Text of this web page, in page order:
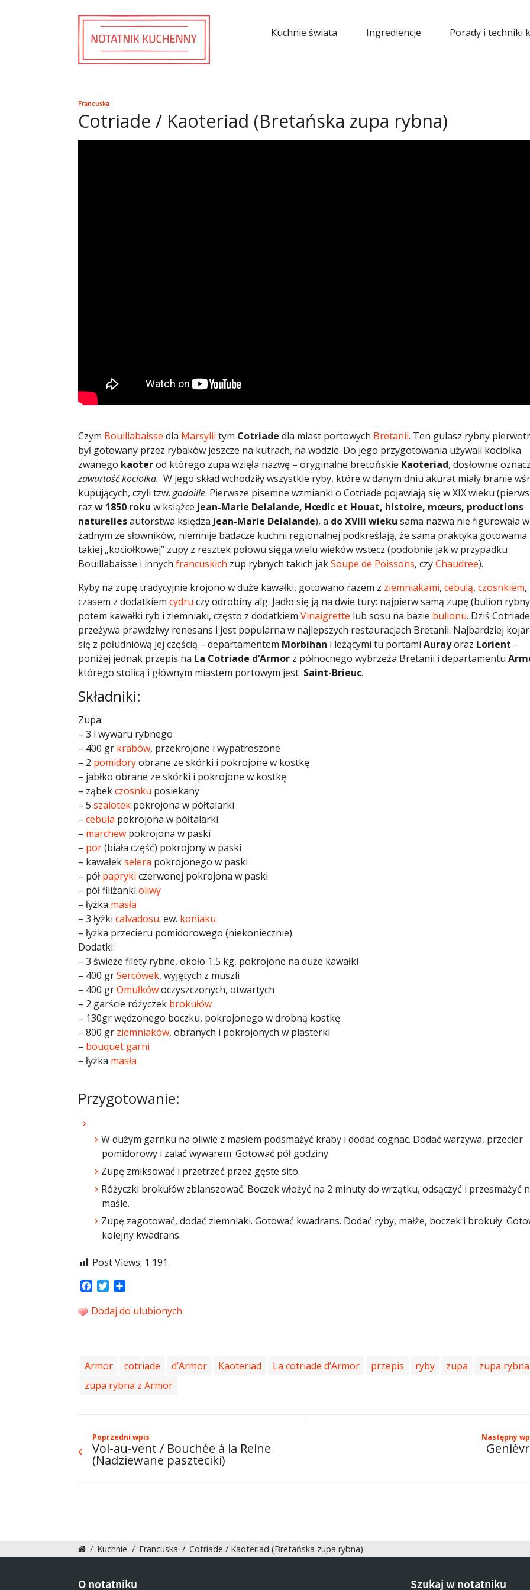
Kuchnie świata Ingrediencje Porady i techniki
Francuska
Cotriade / Kaoteriad (Bretańska zupa rybna)
Czym Bouillabaisse dla Marsylii tym Cotriade dla miast portowych Bretanii. Ten gulasz rybny
był gotowany przez rybaków jeszcze na kutrach, na wodzie. Do jego przygotowania używali kociołka
zwanego kaoterod którego zupa wzięła nazwę – oryginalne bretońskie Kaoteriad, dosłownie
zawartość kociołka. W jego skład wchodziły wszystkie ryby, które w danym dniu akurat miały branie
kupujących, czyli tzw. godaille. Pierwsze pisemne wzmianki o Cotriade pojawiają się w XIX wieku
raz w 1850 roku w książce Jean-Marie Delalande, Hœdic et Houat, histoire, mœurs, productions
naturellesautorstwa księdza Jean-Marie Delalande), a do XVIII wieku sama nazwa nie figurowała w
żadnym ze słowników, niemnije badacze kuchni regionalnej podkreślają, że sama praktyka gotowania
takiej „kociołkowej” zupy z resztek połowu sięga wielu wieków wstecz (podobnie jak w przypadku
Bouillabaisse i innych francuskich zup rybnych takich jakSoupe de Poissons, czyChaudree).
Ryby na zupę tradycyjnie krojono w duże kawałki, gotowano razem z ziemniakami, cebulą, czosnkiem,
czasem z dodatkiem cydru czy odrobiny alg. Jadło się ją na dwie tury: najpierw samą zupę (bulion
potem kawałki ryb i ziemniaki, często z dodatkiem Vinaigrette lub sosu na bazie bulionu. Dziś Cotriade
przeżywa prawdziwy renesans i jest popularna w najlepszych restauracjach Bretanii. Najbardziej
się z południową jej częścią – departamentem Morbihan i leżącymi tu portami Aurayoraz Lorient –
poniżej jednak przepis na La Cotriade d’Armor z północnego wybrzeża Bretanii i departamentu
którego stolicą i głównym miastem portowym jest Saint-Brieuc.
Składniki:
Zupa:
– 3 l wywaru rybnego
– 400 gr krabów, przekrojone i wypatroszone
– 2 pomidoryobrane ze skórki i pokrojone w kostkę
– jabłko obrane ze skórki i pokrojone w kostkę
– ząbekczosnku posiekany
– 5 szalotek pokrojona w półtalarki
– cebula pokrojona w półtalarki
– marchew pokrojona w paski
– por(biała część) pokrojony w paski
– kawałekselera pokrojonego w paski
– pół papryki czerwonej pokrojona w paski
– pół filiżanki oliwy
– łyżka masła
– 3 łyżki calvadosu. ew. koniaku
– łyżka przecieru pomidorowego (niekoniecznie)
Dodatki:
– 3 świeże filety rybne, około 1,5 kg, pokrojone na duże kawałki
– 400 grSercówek, wyjętych z muszli
– 400 grOmułkówoczyszczonych, otwartych
– 2 garście różyczek brokułów
– 130gr wędzonego boczku, pokrojonego w drobną kostkę
– 800 gr ziemniaków, obranych i pokrojonych w plasterki
– bouquet garni
– łyżka masła
Przygotowanie:
W dużym garnku na oliwie z masłem podsmażyć kraby i dodać cognac. Dodać warzywa, przecier
pomidorowy i zalać wywarem. Gotować pół godziny.
Zupę zmiksować i przetrzeć przez gęste sito.
Różyczki brokułów zblanszować. Boczek włożyć na 2 minuty do wrzątku, odsączyć i przesmażyć
maśle.
Zupę zagotować, dodać ziemniaki. Gotować kwadrans. Dodać ryby, małże, boczek i brokuły.
kolejny kwadrans.
Post Views: 1 191
Facebook
Twitter
Dodaj do ulubionych
Armor cotriade d’Armor Kaoteriad La cotriade d’Armor przepis ryby zupa
zupa rybna
zupa rybna z Armor
Poprzedni wpis
Vol-au-vent / Bouchée à la Reine
(Nadziewane paszteciki)
Następny
/ Kuchnie / Francuska / Cotriade / Kaoteriad (Bretańska zupa rybna)
O notatniku Szukaj w notatniku